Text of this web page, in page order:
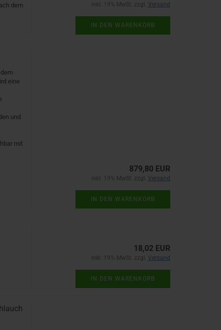
dem inkl. 19% MwSt. zzgl. Versand
IN DEN WARENKORB
eine
und
mit
879,80 EUR
inkl. 19% MwSt. zzgl. Versand
IN DEN WARENKORB
18,02 EUR
inkl. 19% MwSt. zzgl. Versand
IN DEN WARENKORB